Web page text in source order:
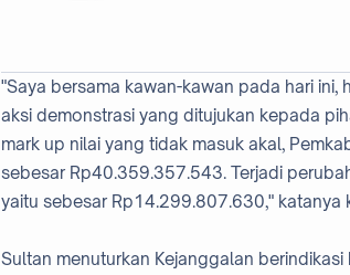
"Saya bersama kawan-kawan pada hari
aksi demonstrasi yang ditujukan kepada
mark up nilai yang tidak masuk akal,
sebesar Rp40.359.357.543. Terjadi
yaitu sebesar Rp14.299.807.630,"
Sultan menuturkan Kejanggalan